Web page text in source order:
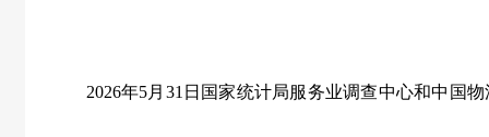
2026年5月 31 日国家统计局服务业调查中心和中国